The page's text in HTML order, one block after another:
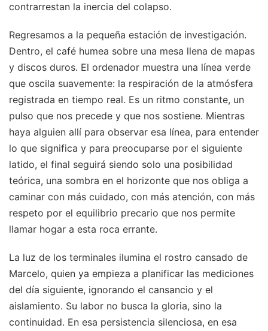
contrarrestan la inercia del colapso.
Regresamos a la pequeña estación de investigación.
Dentro, el café humea sobre una mesa llena de mapas
y discos duros. El ordenador muestra una línea verde
que oscila suavemente: la respiración de la atmósfera
registrada en tiempo real. Es un ritmo constante, un
pulso que nos precede y que nos sostiene. Mientras
haya alguien allí para observar esa línea, para entender
lo que significa y para preocuparse por el siguiente
latido, el final seguirá siendo solo una posibilidad
teórica, una sombra en el horizonte que nos obliga a
caminar con más cuidado, con más atención, con más
respeto por el equilibrio precario que nos permite
llamar hogar a esta roca errante.
La luz de los terminales ilumina el rostro cansado de
Marcelo, quien ya empieza a planificar las mediciones
del día siguiente, ignorando el cansancio y el
aislamiento. Su labor no busca la gloria, sino la
continuidad. En esa persistencia silenciosa, en esa